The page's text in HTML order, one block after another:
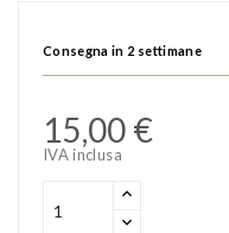
Consegna in 2 settimane
15,00 €
IVA inclusa